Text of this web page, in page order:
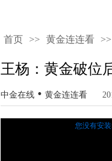
首页 >> 黄金连连看 >>
王杨：黄金破位
中金在线 • 黄金连连看
您没有安